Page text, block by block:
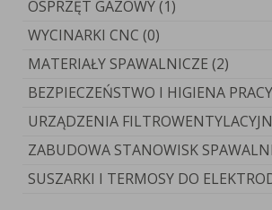
OSPRZĘT GAZOWY (1)
WYCINARKI CNC (0)
MATERIAŁY SPAWALNICZE (2)
BEZPIECZEŃSTWO I HIGIENA
URZĄDZENIA
ZABUDOWA STANOWISK
SUSZARKI I TERMOSY DO